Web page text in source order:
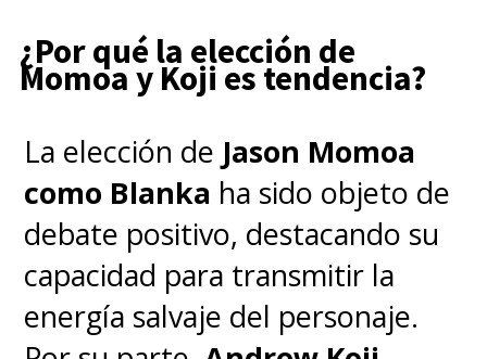
¿Por qué la elección de
Momoa y Koji es tendencia?
La elección de Jason Momoa
como Blanka ha sido objeto de
debate positivo, destacando su
capacidad para transmitir la
energía salvaje del personaje.